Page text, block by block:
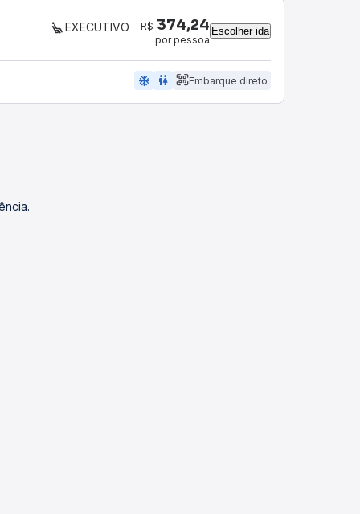
EXECUTIVO R$ 374,24
por pessoa
Escolher ida
ac_unit wc Embarque direto